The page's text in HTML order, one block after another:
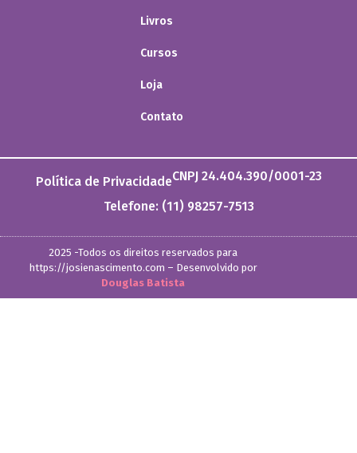
Livros
Cursos
Loja
Contato
Política de PrivacidadeCNPJ 24.404.390/0001-23
Telefone: (11) 98257-7513
2025 -Todos os direitos reservados para
https://josienascimento.com – Desenvolvido por
Douglas Batista